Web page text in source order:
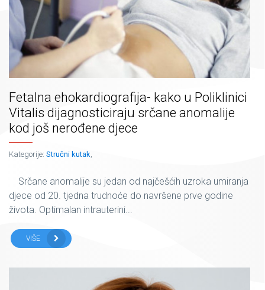
Fetalna ehokardiografija- kako u Poliklinici
Vitalis dijagnosticiraju srčane anomalije
kod još nerođene djece
Kategorije: Stručni kutak,
Srčane anomalije su jedan od najčešćih uzroka umiranja
djece od 20. tjedna trudnoće do navršene prve godine
života. Optimalan intrauterini...
VIŠE